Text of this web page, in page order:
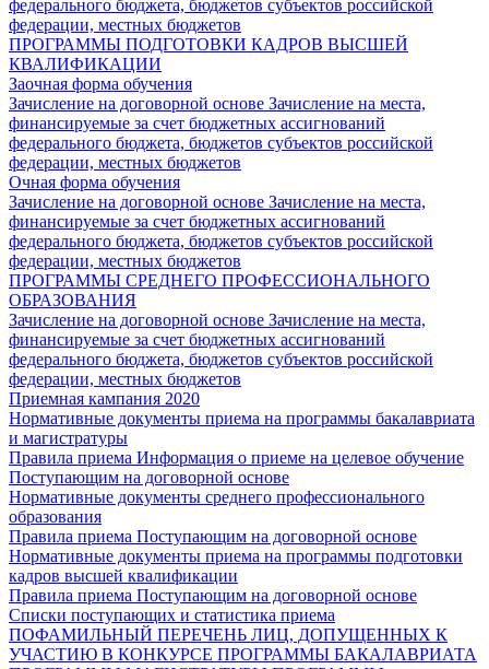
федерального бюджета, бюджетов субъектов российской
федерации, местных бюджетов
ПРОГРАММЫ ПОДГОТОВКИ КАДРОВ ВЫСШЕЙ
КВАЛИФИКАЦИИ
Заочная форма обучения
Зачисление на договорной основе Зачисление на места,
финансируемые за счет бюджетных ассигнований
федерального бюджета, бюджетов субъектов российской
федерации, местных бюджетов
Очная форма обучения
Зачисление на договорной основе Зачисление на места,
финансируемые за счет бюджетных ассигнований
федерального бюджета, бюджетов субъектов российской
федерации, местных бюджетов
ПРОГРАММЫ СРЕДНЕГО ПРОФЕССИОНАЛЬНОГО
ОБРАЗОВАНИЯ
Зачисление на договорной основе Зачисление на места,
финансируемые за счет бюджетных ассигнований
федерального бюджета, бюджетов субъектов российской
федерации, местных бюджетов
Приемная кампания 2020
Нормативные документы приема на программы бакалавриата
и магистратуры
Правила приема Информация о приеме на целевое обучение
Поступающим на договорной основе
Нормативные документы среднего профессионального
образования
Правила приема Поступающим на договорной основе
Нормативные документы приема на программы подготовки
кадров высшей квалификации
Правила приема Поступающим на договорной основе
Списки поступающих и статистика приема
ПОФАМИЛЬНЫЙ ПЕРЕЧЕНЬ ЛИЦ, ДОПУЩЕННЫХ К
УЧАСТИЮ В КОНКУРСЕ ПРОГРАММЫ БАКАЛАВРИАТА